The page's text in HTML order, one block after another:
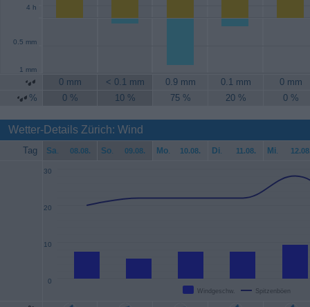
4 h
0.5 mm
1 mm
0 mm < 0.1 mm 0.9 mm 0.1 mm
0 mm
%
0 % 10 % 75 % 20 % 0 %
Wetter-Details Zürich: Wind
Tag Sa. 08.08. So. 09.08. Mo. 10.08. Di. 11.08. Mi.
Windgeschw. Spitzenböen
0
10
20
30